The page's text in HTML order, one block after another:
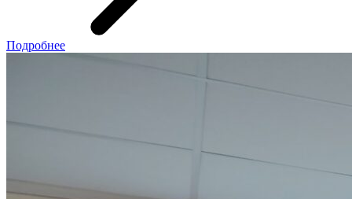
Подробнее